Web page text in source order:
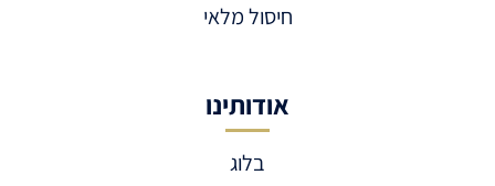
חיסול מלאי
אודותינו
בלוג